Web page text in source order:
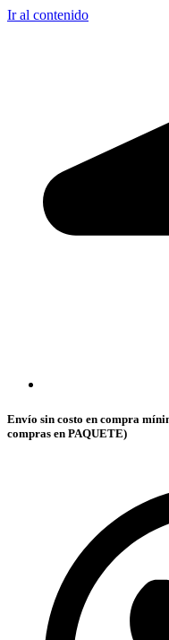
Ir al contenido
Envío sin costo en compra
compras en PAQUETE)